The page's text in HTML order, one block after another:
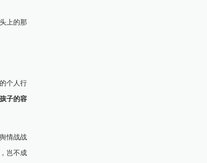
上的那
个人行
子的容
情战战
岂不成